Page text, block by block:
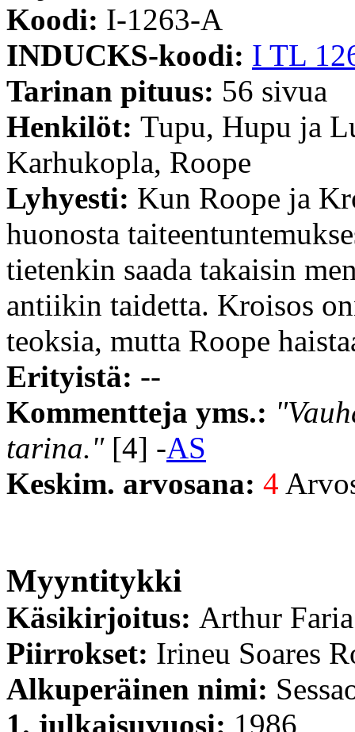
Koodi: I-1263-A
INDUCKS-koodi: I TL
Tarinan pituus: 56 sivua
Henkilöt: Tupu, Hupu ja
Karhukopla, Roope
Lyhyesti: Kun Roope ja
huonosta
tietenkin saada takaisin
antiikin taidetta. Kroisos
teoksia, mutta Roope
Erityistä: --
Kommentteja yms.:
tarina."[4] -AS
Keskim. arvosana: 4
Myyntitykki
Käsikirjoitus: Arthur
Piirrokset: Irineu Soares
Alkuperäinen nimi:
1. julkaisuvuosi: 1986